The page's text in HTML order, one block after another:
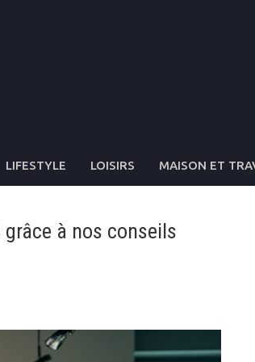
LIFESTYLE LOISIRS MAISON ET
à nos conseils